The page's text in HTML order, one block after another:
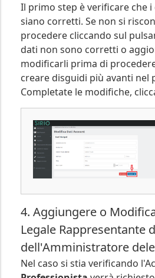
Il primo step è verificare che
siano corretti. Se non si
procedere cliccando sul
dati non sono corretti o
modificarli prima di
creare disguidi più avanti nel
Completate le modifiche,
4. Aggiungere o
Legale Rappresentante
dell'Amministratore
Nel caso si stia verificando